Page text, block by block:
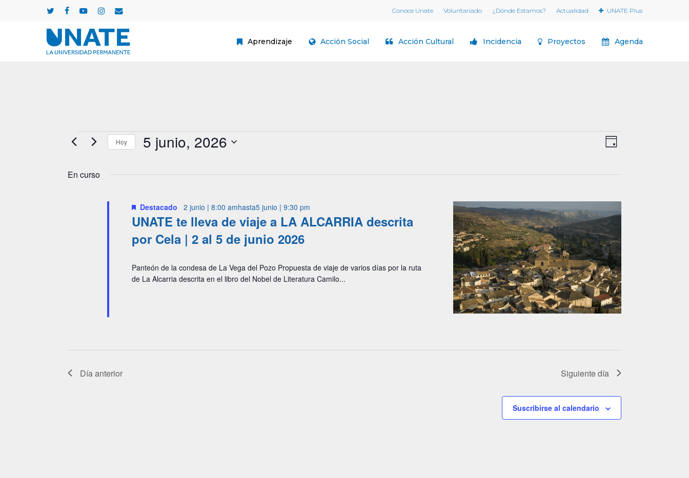
twitterfacebookyoutubeinstagram
email
Conoce Unate Voluntariado ¿Dónde Estamos? Actualidad UNATE Plus
Aprendizaje Acción Social Acción Cultural Incidencia Proyectos Agenda
Eventos
en
junio,
2026
Navegación
vistas
Evento
Día
Hoy 5 junio, 2026
En curso
UNATE te lleva de viaje a LA ALCARRIA descrita
por Cela | 2 al 5 de junio 2026
Destacado 2 junio | 8:00 amhasta5 junio | 9:30 pm
Panteón de la condesa de La Vega del Pozo Propuesta de viaje de varios días por la ruta
de La Alcarria descrita en el libro del Nobel de Literatura Camilo...
Día anterior Siguiente día
Suscribirse al calendario